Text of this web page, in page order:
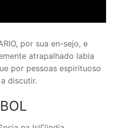
por sua en-sejo, e
atrapalhado labia
por pessoas espirituoso
discutir.